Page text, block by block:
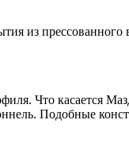
из прессованного
Что касается
Подобные